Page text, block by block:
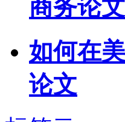
商务论文
如何在
论文